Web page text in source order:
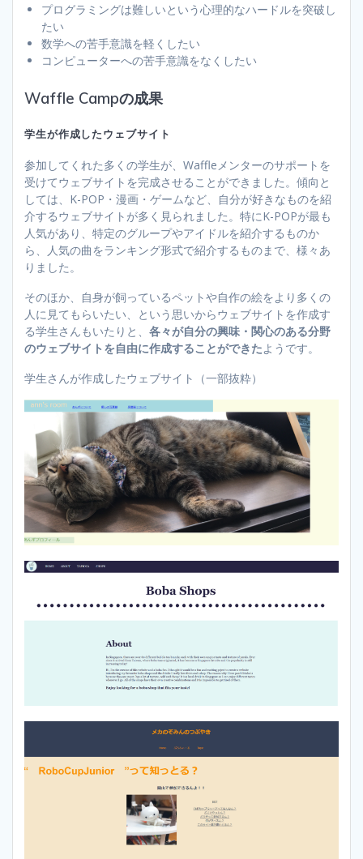
プログラミングは難しいという心理的なハードルを突破し
たい
数学への苦手意識を軽くしたい
コンピューターへの苦手意識をなくしたい
Waffle Campの成果
学生が作成したウェブサイト
参加してくれた多くの学生が、Waffleメンターのサポートを
受けてウェブサイトを完成させることができました。傾向と
しては、K-POP・漫画・ゲームなど、自分が好きなものを紹
介するウェブサイトが多く見られました。特にK-POPが最も
人気があり、特定のグループやアイドルを紹介するものか
ら、人気の曲をランキング形式で紹介するものまで、様々あ
りました。
そのほか、自身が飼っているペットや自作の絵をより多くの
人に見てもらいたい、という思いからウェブサイトを作成す
る学生さんもいたりと、 各々が自分の興味・関心のある分野
のウェブサイトを自由に作成することができたようです。
学生さんが作成したウェブサイト（一部抜粋）